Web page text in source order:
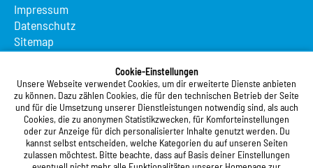
Cookie-Einstellungen
Unsere Webseite verwendet Cookies, um dir erweiterte Dienste anbieten
zu können. Dazu zählen Cookies, die für den technischen Betrieb der Seite
und für die Umsetzung unserer Dienstleistungen notwendig sind, als auch
Cookies, die zu anonymen Statistikzwecken, für Komforteinstellungen
oder zur Anzeige für dich personalisierter Inhalte genutzt werden. Du
kannst selbst entscheiden, welche Kategorien du auf unseren Seiten
zulassen möchtest. Bitte beachte, dass auf Basis deiner Einstellungen
Impressum
Datenschutz
Sitemap
Suche
Registrierung
Studierendenwerk Vorderpfalz
Studierendenwerk Vorderpfalz
Anstalt des öffentlichen Rechts